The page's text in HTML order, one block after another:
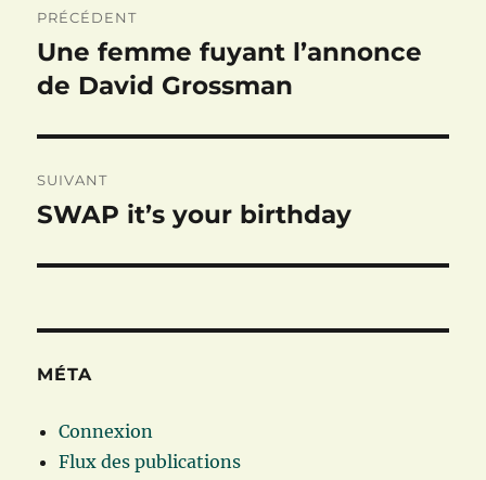
de
l’article
PRÉCÉDENT
Publication
précédente :
Une femme fuyant l’annonce
de David Grossman
SUIVANT
Publication
SWAP it’s your birthday
MÉTA
Connexion
Flux des publications